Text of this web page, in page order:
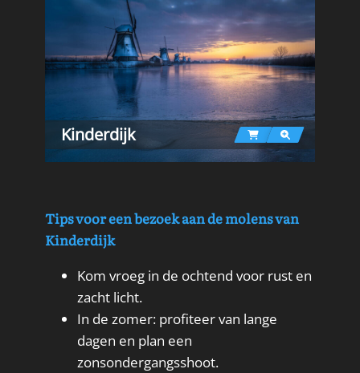
Kinderdijk
Tips voor een bezoek aan de molens van
Kinderdijk
Kom vroeg in de ochtend voor rust en
zacht licht.
In de zomer: profiteer van lange
dagen en plan een
zonsondergangsshoot.